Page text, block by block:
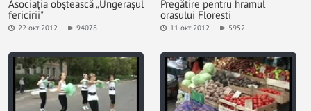
Asociația obștească „Ungerașul
fericirii"
22 окт 2012 94078
Pregătire pentru hramul
orasului Floresti
11 окт 2012 5952